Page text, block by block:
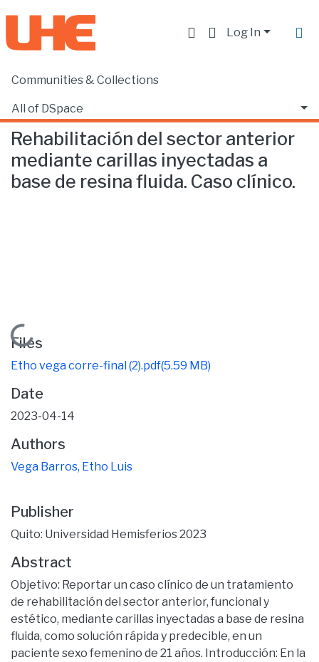
Log In
Communities & Collections
All of DSpace
Statistics
Home
Rehabilitación del sector anterior
mediante carillas inyectadas a
base de resina fluida. Caso clínico.
Loading...
Files
Etho vega corre-final (2).pdf(5.59 MB)
Date
2023-04-14
Authors
Vega Barros, Etho Luis
Publisher
Quito: Universidad Hemisferios 2023
Abstract
Objetivo: Reportar un caso clínico de un tratamiento
de rehabilitación del sector anterior, funcional y
estético, mediante carillas inyectadas a base de resina
fluida, como solución rápida y predecible, en un
paciente sexo femenino de 21 años. Introducción: En la